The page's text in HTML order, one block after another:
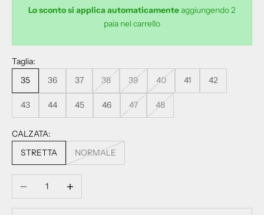
Lo sconto si applica automaticamenteaggiungendo 2
paia nel carrello
Taglia:
35
36 37 38 39 40 41 42
43 44 45 46 47 48
CALZATA:
STRETTA
NORMALE
Diminuisci quantità